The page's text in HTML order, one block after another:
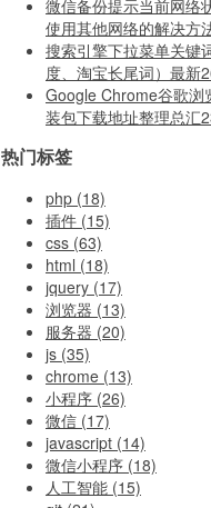
微信备份提示当前网络
使用其他网络的解决方
搜索引擎下拉菜单关键
度、淘宝长尾词）最新
Google Chrome谷歌浏
装包下载地址整理总汇
热门标签
php (18)
插件 (15)
css (63)
html (18)
jquery (17)
浏览器 (13)
服务器 (20)
js (35)
chrome (13)
小程序 (26)
微信 (17)
javascript (14)
微信小程序 (18)
人工智能 (15)